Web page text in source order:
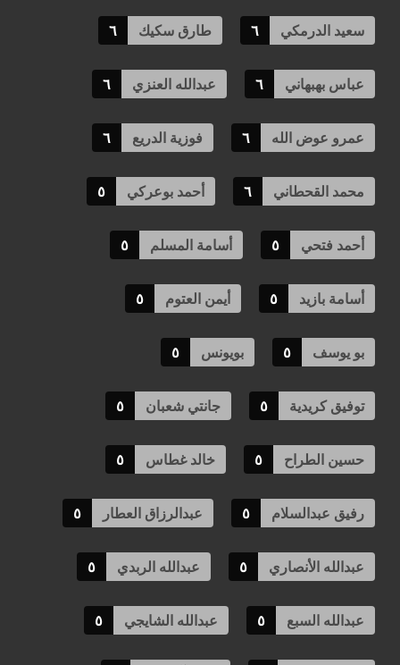
سعيد الدرمكي ٦ طارق سكيك ٦
عباس بهبهاني ٦ عبدالله العنزي ٦
عمرو عوض الله ٦ فوزية الدريع ٦
محمد القحطاني ٦ أحمد بوعركي ٥
أحمد فتحي ٥ أسامة المسلم ٥
أسامة بازيد ٥ أيمن العتوم ٥
بو يوسف ٥ بويونس ٥
توفيق كريدية ٥ جانتي شعبان ٥
حسين الطراح ٥ خالد غطاس ٥
رفيق عبدالسلام ٥ عبدالرزاق العطار ٥
عبدالله الأنصاري ٥ عبدالله الربدي ٥
عبدالله السبع ٥ عبدالله الشايجي ٥